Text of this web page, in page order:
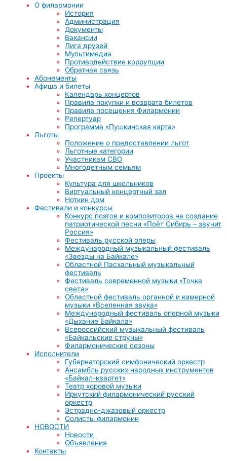
О филармонии
История
Администрация
Документы
Вакансии
Лига друзей
Мультимедиа
Противодействие коррупции
Обратная связь
Абонементы
Афиша и билеты
Календарь концертов
Правила покупки и возврата билетов
Правила посещения Филармонии
Репертуар
Программа «Пушкинская карта»
Льготы
Положение о предоставлении льгот
Льготные категории
Участникам СВО
Многодетным семьям
Проекты
Культура для школьников
Виртуальный концертный зал
Ноткин дом
Фестивали и конкурсы
Конкурс поэтов и композиторов на создание
патриотической песни «Поёт Сибирь – звучит
Россия»
Фестиваль русской оперы
Международный музыкальный фестиваль
«Звезды на Байкале»
Областной Пасхальный музыкальный
фестиваль
Фестиваль современной музыки «Точка
света»
Областной фестиваль органной и камерной
музыки «Вселенная звука»
Международный фестиваль оперной музыки
«Дыхание Байкала»
Всероссийский музыкальный фестиваль
«Байкальские струны»
Филармонические сезоны
Исполнители
Губернаторский симфонический оркестр
Ансамбль русских народных инструментов
«Байкал-квартет»
Театр хоровой музыки
Иркутский филармонический русский
оркестр
Эстрадно-джазовый оркестр
Солисты филармонии
НОВОСТИ
Новости
Объявления
Контакты